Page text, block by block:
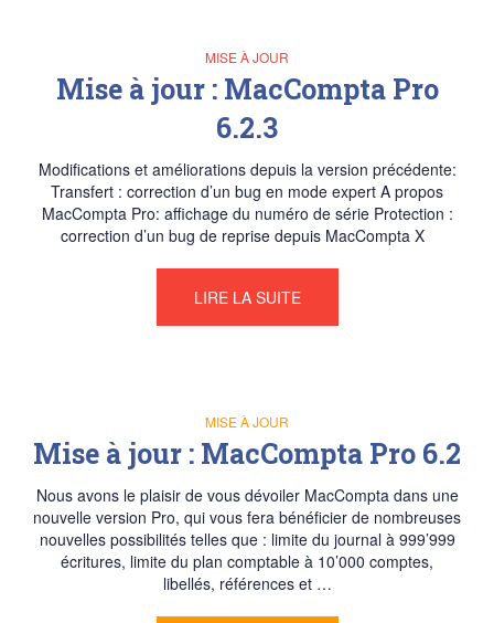
MISE À JOUR
Mise à jour : MacCompta Pro
6.2.3
Modifications et améliorations depuis la version précédente:
Transfert : correction d’un bug en mode expert A propos
MacCompta Pro: affichage du numéro de série Protection :
correction d’un bug de reprise depuis MacCompta X
LIRE LA SUITE
MISE À JOUR
Mise à jour : MacCompta Pro 6.2
Nous avons le plaisir de vous dévoiler MacCompta dans une
nouvelle version Pro, qui vous fera bénéficier de nombreuses
nouvelles possibilités telles que : limite du journal à 999’999
écritures, limite du plan comptable à 10’000 comptes,
libellés, références et …